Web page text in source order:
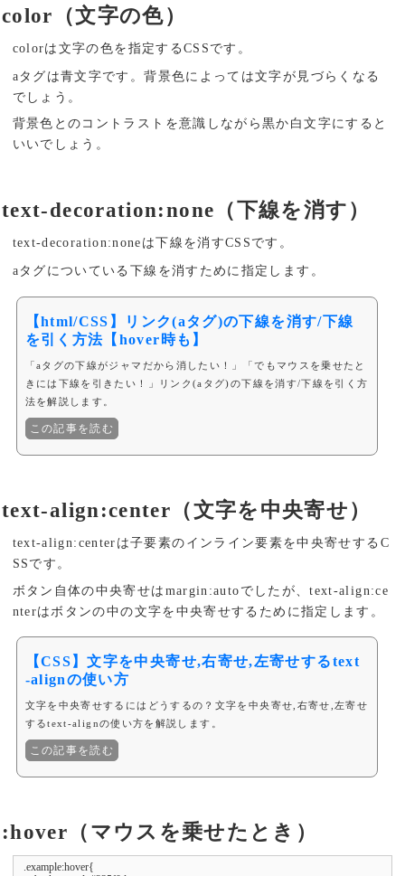
color（文字の色）
colorは文字の色を指定するCSSです。
aタグは青文字です。背景色によっては文字が見づらくなる
でしょう。
背景色とのコントラストを意識しながら黒か白文字にすると
いいでしょう。
text-decoration:none（下線を消す）
text-decoration:noneは下線を消すCSSです。
aタグについている下線を消すために指定します。
【html/CSS】リンク(aタグ)の下線を消す/下線
を引く方法【hover時も】
「aタグの下線がジャマだから消したい！」「でもマウスを乗せたと
きには下線を引きたい！」リンク(aタグ)の下線を消す/下線を引く方
法を解説します。
この記事を読む
text-align:center（文字を中央寄せ）
text-align:centerは子要素のインライン要素を中央寄せするC
SSです。
ボタン自体の中央寄せはmargin:autoでしたが、text-align:ce
nterはボタンの中の文字を中央寄せするために指定します。
【CSS】文字を中央寄せ,右寄せ,左寄せするtext
-alignの使い方
文字を中央寄せするにはどうするの？文字を中央寄せ,右寄せ,左寄せ
するtext-alignの使い方を解説します。
この記事を読む
:hover（マウスを乗せたとき）
.example:hover{